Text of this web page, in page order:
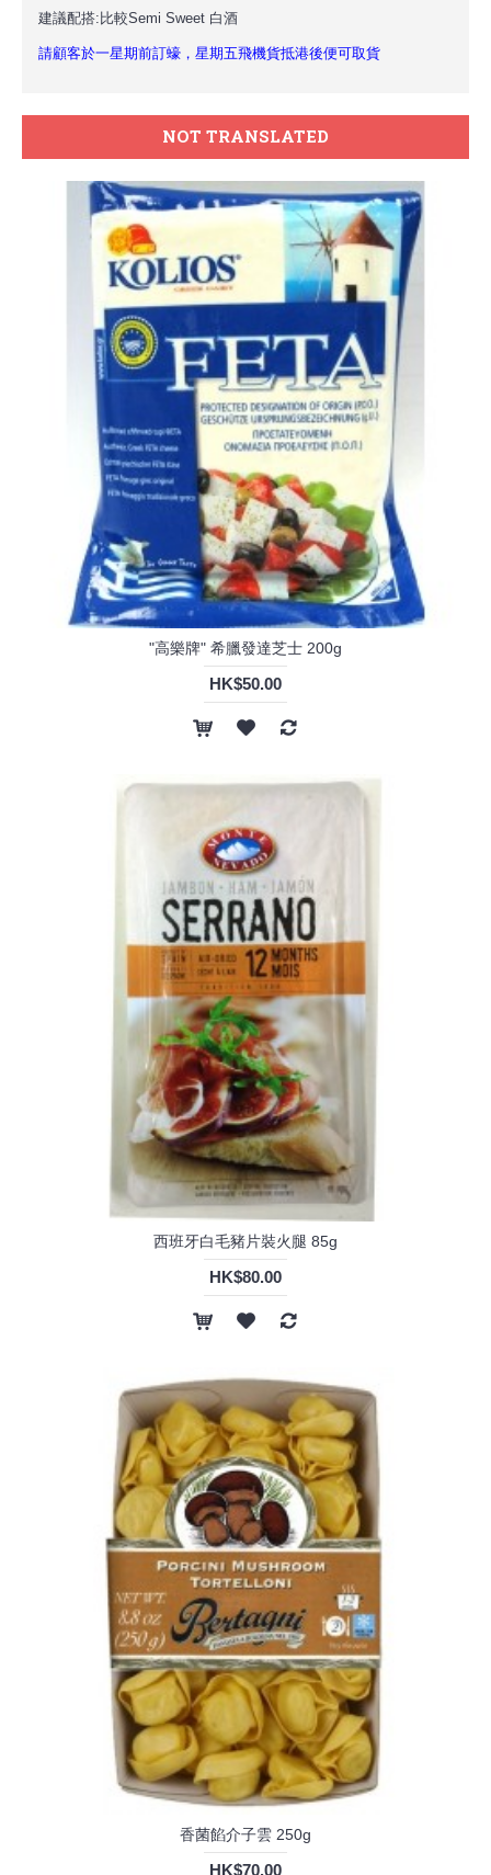
建議配搭:比較Semi Sweet 白酒
請顧客於一星期前訂蠔，星期五飛機貨抵港後便可取貨
NOT TRANSLATED
"高樂牌" 希臘發達芝士 200g
HK$50.00
西班牙白毛豬片裝火腿 85g
HK$80.00
香菌餡介子雲 250g
HK$70.00